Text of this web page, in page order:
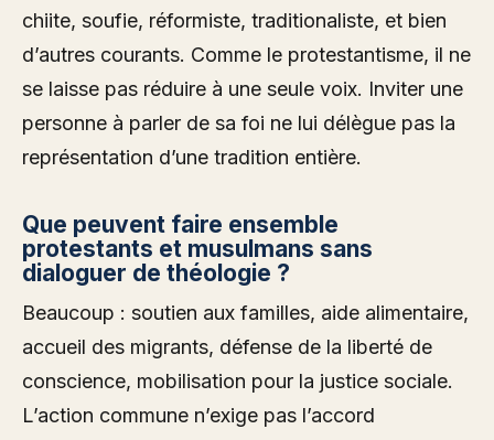
chiite, soufie, réformiste, traditionaliste, et bien
d’autres courants. Comme le protestantisme, il ne
se laisse pas réduire à une seule voix. Inviter une
personne à parler de sa foi ne lui délègue pas la
représentation d’une tradition entière.
Que peuvent faire ensemble
protestants et musulmans sans
dialoguer de théologie ?
Beaucoup : soutien aux familles, aide alimentaire,
accueil des migrants, défense de la liberté de
conscience, mobilisation pour la justice sociale.
L’action commune n’exige pas l’accord